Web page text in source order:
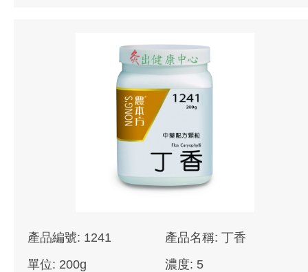
產品編號: 1241
產品名稱: 丁香
單位: 200g
濃度: 5